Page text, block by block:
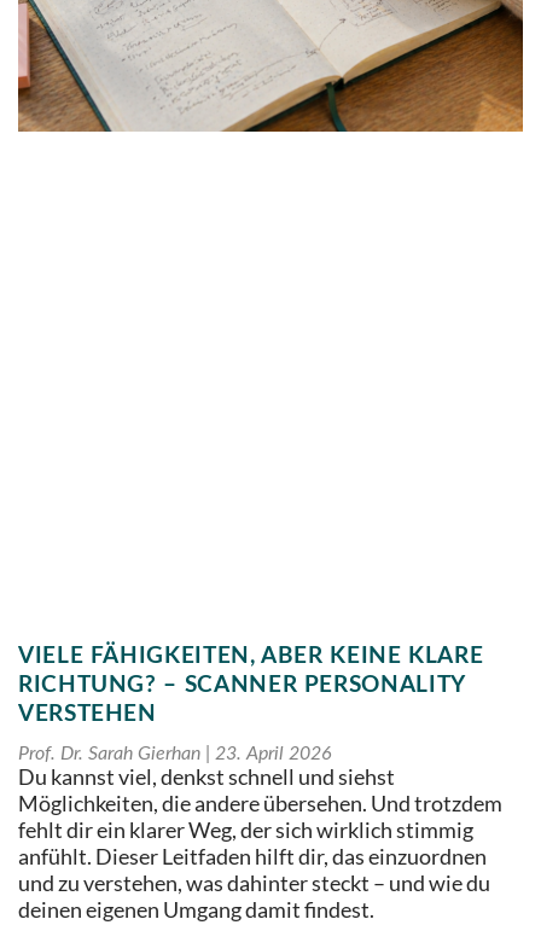
VIELE FÄHIGKEITEN, ABER KEINE KLARE
RICHTUNG? – SCANNER PERSONALITY
VERSTEHEN
Prof. Dr. Sarah Gierhan 23. April 2026
Du kannst viel, denkst schnell und siehst
Möglichkeiten, die andere übersehen. Und trotzdem
fehlt dir ein klarer Weg, der sich wirklich stimmig
anfühlt. Dieser Leitfaden hilft dir, das einzuordnen
und zu verstehen, was dahinter steckt – und wie du
deinen eigenen Umgang damit findest.